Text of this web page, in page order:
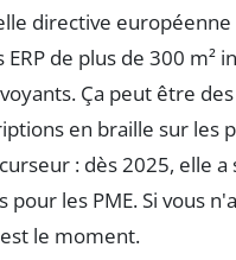
directive
de plus de 300 m²
Ça peut être
en braille sur les
: dès 2025, elle
les PME. Si vous
le moment.